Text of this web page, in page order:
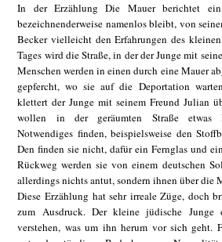
In der Erzählung Die Mauer berichtet
bezeichnenderweise namenlos bleibt, von
Becker vielleicht den Erfahrungen des
Tages wird die Straße, in der der Junge mit
Menschen werden in einen durch eine Mauer
gepfercht, wo sie auf die Deportation
klettert der Junge mit seinem Freund Julian
wollen in der geräumten Straße etwas
Notwendiges finden, beispielsweise den
Den finden sie nicht, dafür ein Fernglas und
Rückweg werden sie von einem deutschen
allerdings nichts antut, sondern ihnen über die
Diese Erzählung hat sehr irreale Züge, doch
zum Ausdruck. Der kleine jüdische Junge
verstehen, was um ihn herum vor sich geht.